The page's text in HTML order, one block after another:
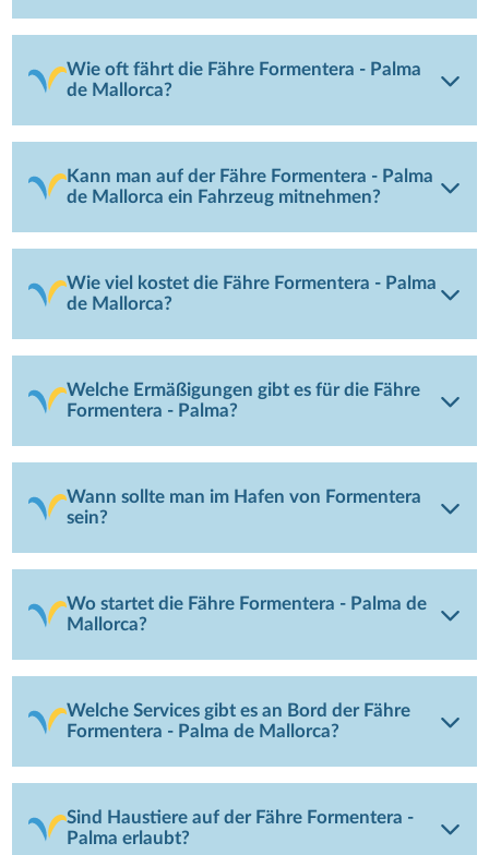
Wie oft fährt die Fähre Formentera - Palma
de Mallorca?
Kann man auf der Fähre Formentera - Palma
de Mallorca ein Fahrzeug mitnehmen?
Wie viel kostet die Fähre Formentera - Palma
de Mallorca?
Welche Ermäßigungen gibt es für die Fähre
Formentera - Palma?
Wann sollte man im Hafen von Formentera
sein?
Wo startet die Fähre Formentera - Palma de
Mallorca?
Welche Services gibt es an Bord der Fähre
Formentera - Palma de Mallorca?
Sind Haustiere auf der Fähre Formentera -
Palma erlaubt?